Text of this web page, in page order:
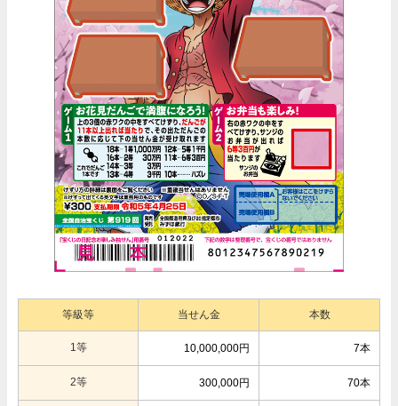
等級等 当せん金 本数
1等 10,000,000円 7本
2等 300,000円 70本